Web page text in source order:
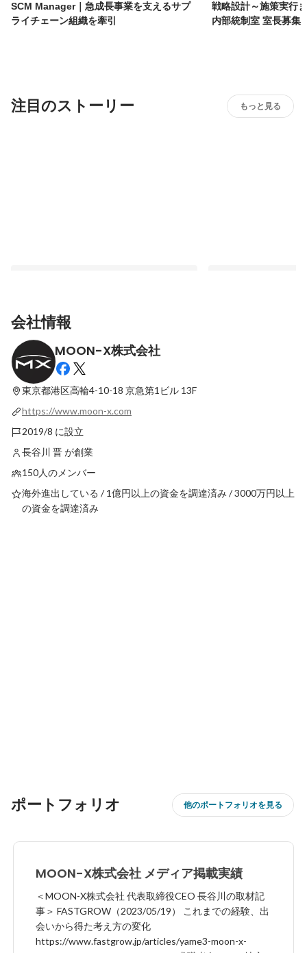
SCM Manager｜急成長事業を支えるサプ
ライチェーン組織を牽引
戦略設計～施策実行
内部統制室 室長募集
注目のストーリー もっと見る
ライブにペンライト!?社内でフェスを開催
しちゃいました！〜2024年夏MOON-Xグル
ープ全社集会レポート〜
最新順で表示
会社情報
MOON-X株式会社
東京都港区高輪4-10-18 京急第1ビル 13F
https://www.moon-x.com
2019/8 に設立
長谷川 晋 が創業
150人のメンバー
海外進出している / 1億円以上の資金を調達済み / 3000万円以上
の資金を調達済み
ポートフォリオ 他のポートフォリオを見る
MOON-X株式会社 メディア掲載実績
＜MOON-X株式会社 代表取締役CEO 長谷川の取材記
事＞ FASTGROW（2023/05/19） これまでの経験、出
会いから得た考え方の変化
https://www.fastgrow.jp/articles/yame3-moon-x-